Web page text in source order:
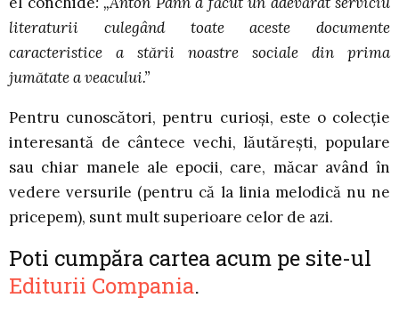
literaturii culegând toate aceste documente
caracteristice a stării noastre sociale din prima
jumătate a veacului.”
Pentru cunoscători, pentru curioşi, este o colecţie
interesantă de cântece vechi, lăutăreşti, populare
sau chiar manele ale epocii, care, măcar având în
vedere versurile (pentru că la linia melodică nu ne
pricepem), sunt mult superioare celor de azi.
Poti cumpăra cartea acum pe site-ul
Editurii Compania.